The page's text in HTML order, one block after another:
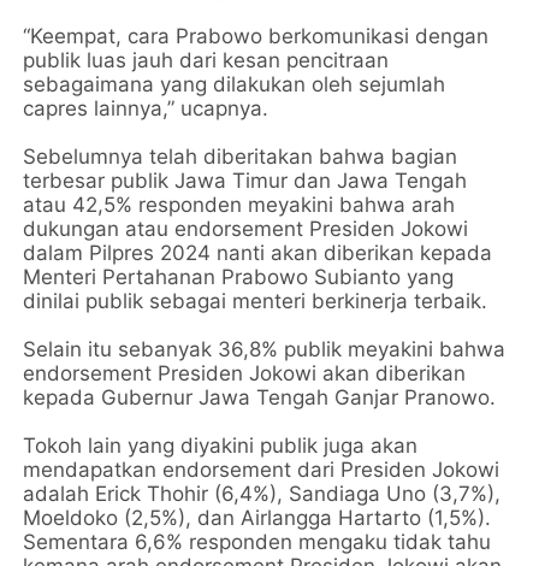
“Keempat, cara Prabowo berkomunikasi dengan
publik luas jauh dari kesan pencitraan
sebagaimana yang dilakukan oleh sejumlah
capres lainnya,” ucapnya.
Sebelumnya telah diberitakan bahwa bagian
terbesar publik Jawa Timur dan Jawa Tengah
atau 42,5% responden meyakini bahwa arah
dukungan atau endorsement Presiden Jokowi
dalam Pilpres 2024 nanti akan diberikan kepada
Menteri Pertahanan Prabowo Subianto yang
dinilai publik sebagai menteri berkinerja terbaik.
Selain itu sebanyak 36,8% publik meyakini bahwa
endorsement Presiden Jokowi akan diberikan
kepada Gubernur Jawa Tengah Ganjar Pranowo.
Tokoh lain yang diyakini publik juga akan
mendapatkan endorsement dari Presiden Jokowi
adalah Erick Thohir (6,4%), Sandiaga Uno (3,7%),
Moeldoko (2,5%), dan Airlangga Hartarto (1,5%).
Sementara 6,6% responden mengaku tidak tahu